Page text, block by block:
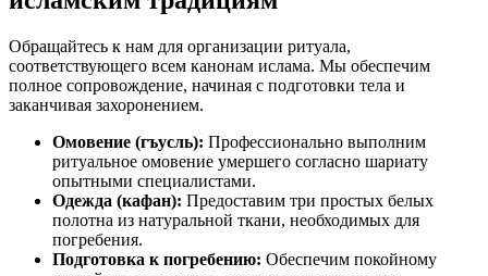
Обращайтесь к нам для организации ритуала,
соответствующего всем канонам ислама. Мы обеспечим
полное сопровождение, начиная с подготовки тела и
заканчивая захоронением.
Омовение (гъусль): Профессионально выполним
ритуальное омовение умершего согласно шариату
опытными специалистами.
Одежда (кафан): Предоставим три простых белых
полотна из натуральной ткани, необходимых для
погребения.
Подготовка к погребению: Обеспечим покойному